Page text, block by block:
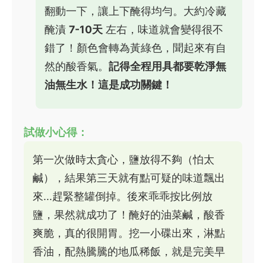
翻動一下，讓上下醃得均勻。大約冷藏
醃漬 7-10天 左右，味道就會變得很不
錯了！顏色會轉為黃綠色，聞起來有自
然的酸香氣。 記得全程用具都要乾淨無
油無生水！這是成功關鍵！
試做小心得：
第一次做時太貪心，鹽放得不夠（怕太
鹹），結果第三天就有點可疑的味道飄出
來...趕緊整罐倒掉。後來乖乖按比例放
鹽，果然就成功了！醃好的油菜鹹，酸香
爽脆，真的很開胃。挖一小碟出來，淋點
香油，配熱騰騰的地瓜稀飯，就是完美早